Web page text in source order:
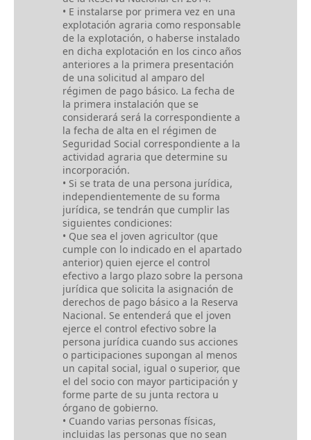
• E instalarse por primera vez en una
explotación agraria como responsable
de la explotación, o haberse instalado
en dicha explotación en los cinco años
anteriores a la primera presentación
de una solicitud al amparo del
régimen de pago básico. La fecha de
la primera instalación que se
considerará será la correspondiente a
la fecha de alta en el régimen de
Seguridad Social correspondiente a la
actividad agraria que determine su
incorporación.
• Si se trata de una persona jurídica,
independientemente de su forma
jurídica, se tendrán que cumplir las
siguientes condiciones:
• Que sea el joven agricultor (que
cumple con lo indicado en el apartado
anterior) quien ejerce el control
efectivo a largo plazo sobre la persona
jurídica que solicita la asignación de
derechos de pago básico a la Reserva
Nacional. Se entenderá que el joven
ejerce el control efectivo sobre la
persona jurídica cuando sus acciones
o participaciones supongan al menos
un capital social, igual o superior, que
el del socio con mayor participación y
forme parte de su junta rectora u
órgano de gobierno.
• Cuando varias personas físicas,
incluidas las personas que no sean